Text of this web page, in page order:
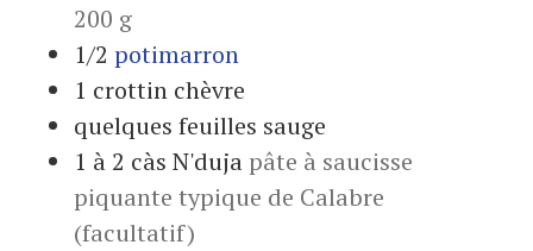
200 g
1/2 potimarron
1 crottin chèvre
quelques feuilles sauge
1 à 2 càs N'duja pâte à saucisse
piquante typique de Calabre
(facultatif)